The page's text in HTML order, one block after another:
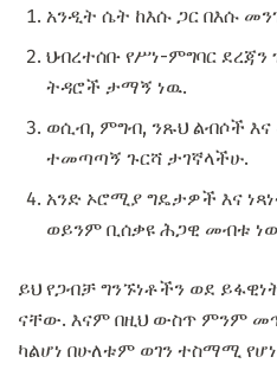
አንዲት ሴት ከእሱ ጋር በእሱ
ህብረተሰቡ የሥነ-ምግባር
ትዳሮች ታማኝ ነዉ.
ወሲብ, ምግብ, ንጹህ ልብሶች እና
ተመጣጣኝ ጉርሻ ታገኛላችሁ.
አንድ ኦሮሚያ ግዴታዎች እና
ወይንም ቢሰቃዩ ሕጋዊ መብቱ
ይህ የጋብቻ ግንኙነቶችን ወደ
ናቸው. እናም በዚህ ውስጥ ምንም
ካልሆነ በሁለቱም ወገን ተስማሚ